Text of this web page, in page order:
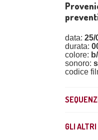
data: 25/
durata:
colore:
sonoro:
codice
GLI ALTRI